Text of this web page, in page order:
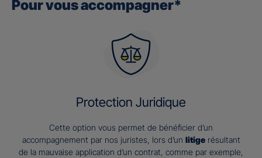
Pour vous accompagner*
Protection Juridique
Cette option vous permet de bénéficier d’un
accompagnement par nos juristes, lors d’un litigerésultant
de la mauvaise application d’un contrat, comme par exemple,